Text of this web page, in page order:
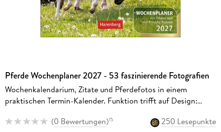
Pferde Wochenplaner 2027 - 53 faszinierende Fotografien
Wochenkalendarium, Zitate und Pferdefotos in einem
praktischen Termin-Kalender. Funktion trifft auf Design:
(0 Bewertungen)15
250 Lesepunkte